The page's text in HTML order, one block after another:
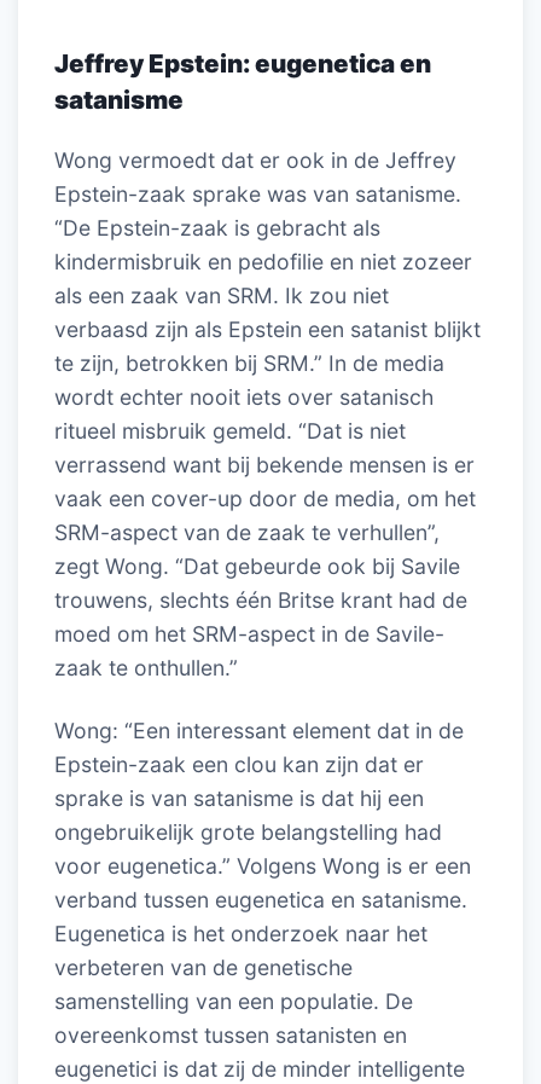
Jeffrey Epstein:eugenetica en
satanisme
Wong vermoedt dat er ook in de Jeffrey
Epstein-zaak sprake was van satanisme.
“De Epstein-zaak is gebracht als
kindermisbruik en pedofilie en niet zozeer
als een zaak van SRM. Ik zou niet
verbaasd zijn als Epstein een satanist blijkt
te zijn, betrokken bij SRM.” In de media
wordt echter nooit iets over satanisch
ritueel misbruik gemeld. “Dat is niet
verrassend want bij bekende mensen is er
vaak een cover-up door de media, om het
SRM-aspect van de zaak te verhullen”,
zegt Wong. “Dat gebeurde ook bij Savile
trouwens, slechts één Britse krant had de
moed om het SRM-aspect in de Savile-
zaak te onthullen.”
Wong: “Een interessant element dat in de
Epstein-zaak een clou kan zijn dat er
sprake is van satanisme is dat hij een
ongebruikelijk grote belangstelling had
voor eugenetica.” Volgens Wong is er een
verband tussen eugenetica en satanisme.
Eugenetica is het onderzoek naar het
verbeteren van de genetische
samenstelling van een populatie. De
overeenkomst tussen satanisten en
eugenetici is dat zij de minder intelligente